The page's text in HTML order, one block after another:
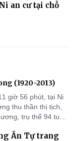
an cư tại chỗ
(1920-2013)
giờ 56 phút, tại Ni
thu thần thị tịch,
trụ thế 94 tuổi
Ân Tự trang